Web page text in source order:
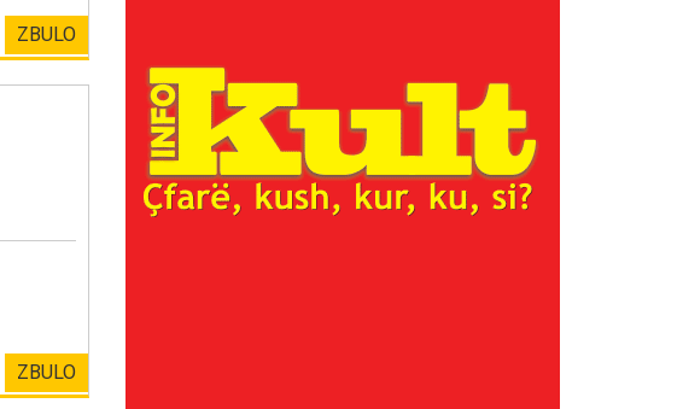
ZBULO
ZBULO